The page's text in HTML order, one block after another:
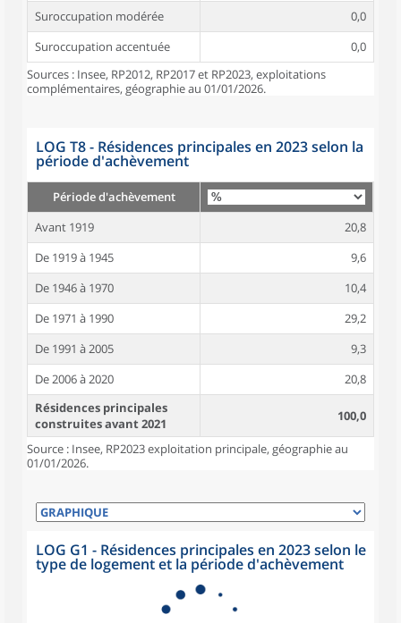
Suroccupation modérée
0,0
Suroccupation accentuée
0,0
Sources : Insee, RP2012, RP2017 et RP2023, exploitations
complémentaires, géographie au 01/01/2026.
LOG T8 - Résidences principales en 2023 selon la
période d'achèvement
Période d'achèvement
Avant 1919
20,8
De 1919 à 1945
9,6
De 1946 à 1970
10,4
De 1971 à 1990
29,2
De 1991 à 2005
9,3
De 2006 à 2020
20,8
Résidences principales
construites avant 2021
100,0
Source : Insee, RP2023 exploitation principale, géographie au
01/01/2026.
LOG G1 - Résidences principales en 2023 selon le
type de logement et la période d'achèvement